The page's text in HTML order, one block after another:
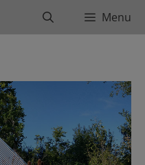
BuscarMenu